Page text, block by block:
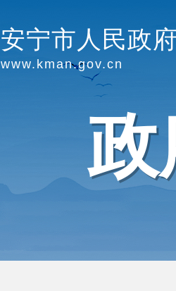
安宁市人民政府
www.kman.gov.cn
政